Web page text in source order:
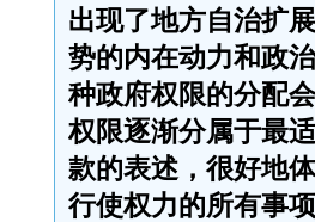
出现了地方自治扩
势的内在动力和政
种政府权限的分配
权限逐渐分属于最
款的表述，很好地
行使权力的所有事